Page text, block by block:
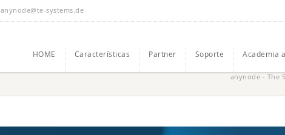
anynode@te-systems.de
HOME Características Partner Soporte Academia
anynode - The